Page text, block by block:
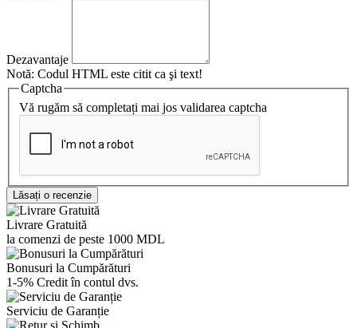
Dezavantaje
Notă: Codul HTML este citit ca şi text!
Captcha
Vă rugăm să completați mai jos validarea captcha
Lăsați o recenzie
Livrare Gratuită
la comenzi de peste 1000 MDL
Bonusuri la Cumpărături
1-5% Credit în contul dvs.
Serviciu de Garanție